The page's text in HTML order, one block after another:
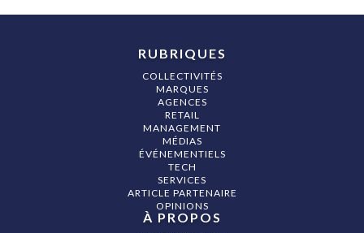
RUBRIQUES
COLLECTIVITÉS
MARQUES
AGENCES
RETAIL
MANAGEMENT
MÉDIAS
ÉVÉNEMENTIELS
TECH
SERVICES
ARTICLE PARTENAIRE
OPINIONS
À PROPOS